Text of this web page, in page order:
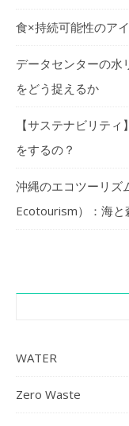
食×持続可能性のア
データセンターの水
をどう捉えるか
【サステナビリテ
をするの？
沖縄のエコツーリズ
Ecotourism）：海
WATER
Zero Waste